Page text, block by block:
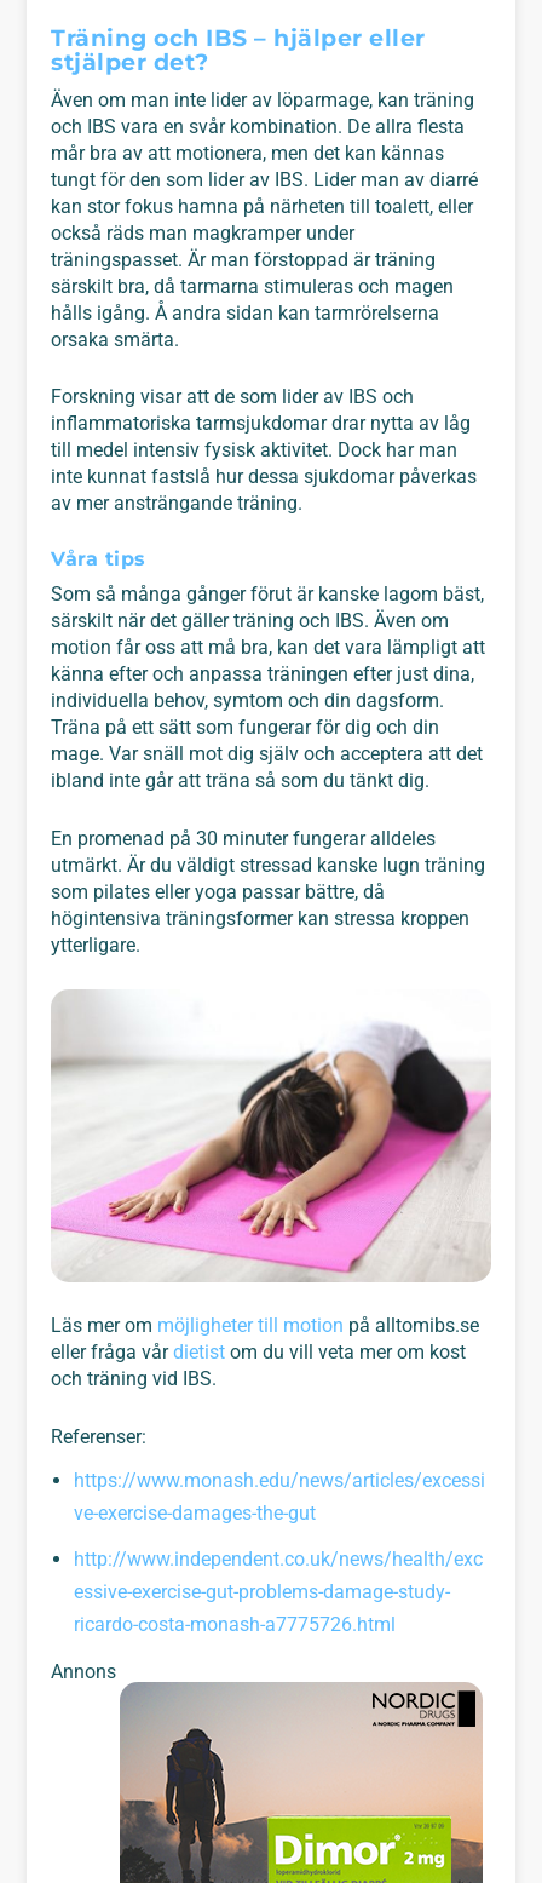
Träning och IBS – hjälper eller
stjälper det?
Även om man inte lider av löparmage, kan träning
och IBS vara en svår kombination. De allra flesta
mår bra av att motionera, men det kan kännas
tungt för den som lider av IBS. Lider man av diarré
kan stor fokus hamna på närheten till toalett, eller
också räds man magkramper under
träningspasset. Är man förstoppad är träning
särskilt bra, då tarmarna stimuleras och magen
hålls igång. Å andra sidan kan tarmrörelserna
orsaka smärta.
Forskning visar att de som lider av IBS och
inflammatoriska tarmsjukdomar drar nytta av låg
till medel intensiv fysisk aktivitet. Dock har man
inte kunnat fastslå hur dessa sjukdomar påverkas
av mer ansträngande träning.
Våra tips
Som så många gånger förut är kanske lagom bäst,
särskilt när det gäller träning och IBS. Även om
motion får oss att må bra, kan det vara lämpligt att
känna efter och anpassa träningen efter just dina,
individuella behov, symtom och din dagsform.
Träna på ett sätt som fungerar för dig och din
mage. Var snäll mot dig själv och acceptera att det
ibland inte går att träna så som du tänkt dig.
En promenad på 30 minuter fungerar alldeles
utmärkt. Är du väldigt stressad kanske lugn träning
som pilates eller yoga passar bättre, då
högintensiva träningsformer kan stressa kroppen
ytterligare.
Läs mer om möjligheter till motion på alltomibs.se
eller fråga vårdietist om du vill veta mer om kost
och träning vid IBS.
Referenser:
https://www.monash.edu/news/articles/excessi
ve-exercise-damages-the-gut
http://www.independent.co.uk/news/health/exc
essive-exercise-gut-problems-damage-study-
ricardo-costa-monash-a7775726.html
Annons